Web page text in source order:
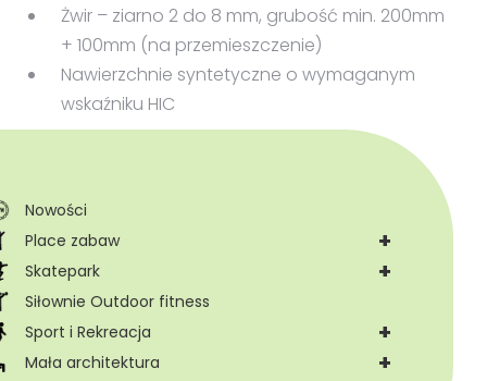
Nowości
+
Place zabaw
+
Skatepark
Siłownie Outdoor fitness
+
Sport i Rekreacja
+
Mała architektura
Żwir – ziarno 2 do 8 mm, grubość min. 200mm
+ 100mm (na przemieszczenie)
Nawierzchnie syntetyczne o wymaganym
wskaźniku HIC